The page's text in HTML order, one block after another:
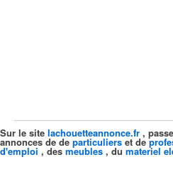
Sur le site lachouetteannonce.fr ,
annonces de de particuliers et de
d'emploi , des meubles , du materiel